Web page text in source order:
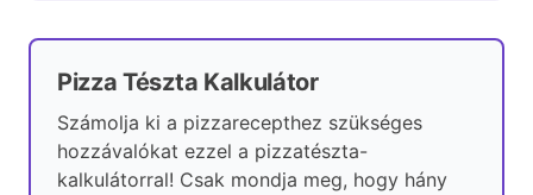
Pizza Tészta Kalkulátor
Számolja ki a pizzarecepthez szükséges
hozzávalókat ezzel a pizzatészta-
kalkulátorral! Csak mondja meg, hogy hány